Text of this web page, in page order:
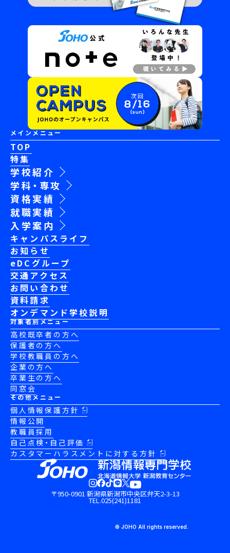
次回
8/16
(sun)
メインメニュー
TOP
特集
学校紹介
学科・専攻
資格実績
就職実績
入学案内
キャンパスライフ
お知らせ
eDCグループ
交通アクセス
お問い合わせ
資料請求
オンデマンド学校説明
対象者別メニュー
高校既卒者の方へ
保護者の方へ
学校教職員の方へ
企業の方へ
卒業生の方へ
同窓会
その他メニュー
個人情報保護方針
情報公開
教職員採用
自己点検・自己評価
カスタマーハラスメントに対する方針
〒950-0901 新潟県新潟市中央区弁天2-3-13
TEL.025(241)1181
© JOHO All rights reserved.